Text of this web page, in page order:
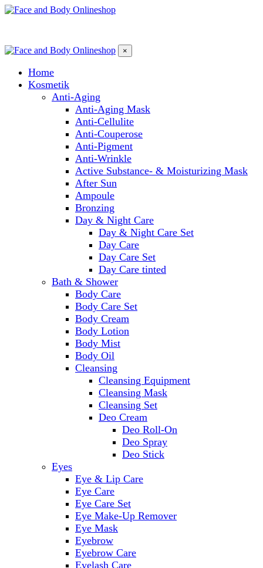
×
Home
Kosmetik
Anti-Aging
Anti-Aging Mask
Anti-Cellulite
Anti-Couperose
Anti-Pigment
Anti-Wrinkle
Active Substance- & Moisturizing Mask
After Sun
Ampoule
Bronzing
Day & Night Care
Day & Night Care Set
Day Care
Day Care Set
Day Care tinted
Bath & Shower
Body Care
Body Care Set
Body Cream
Body Lotion
Body Mist
Body Oil
Cleansing
Cleansing Equipment
Cleansing Mask
Cleansing Set
Deo Cream
Deo Roll-On
Deo Spray
Deo Stick
Eyes
Eye & Lip Care
Eye Care
Eye Care Set
Eye Make-Up Remover
Eye Mask
Eyebrow
Eyebrow Care
Eyelash Care